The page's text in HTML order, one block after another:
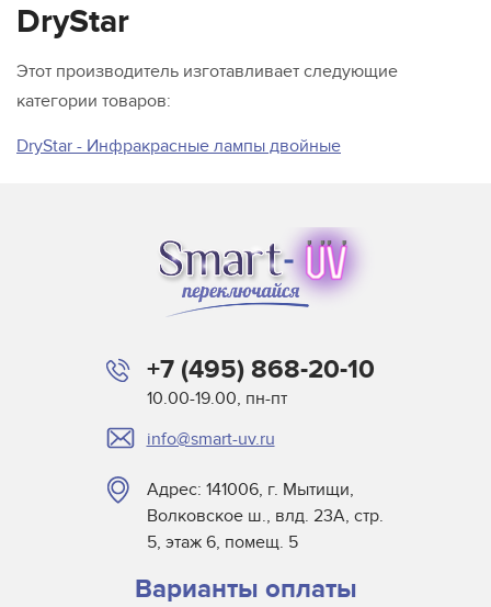
DryStar
Этот производитель изготавливает следующие
категории товаров:
DryStar - Инфракрасные лампы двойные
+7 (495) 868-20-10
10.00-19.00, пн-пт
info@smart-uv.ru
Адрес: 141006, г. Мытищи,
Волковское ш., влд. 23А, стр.
5, этаж 6, помещ. 5
Варианты оплаты